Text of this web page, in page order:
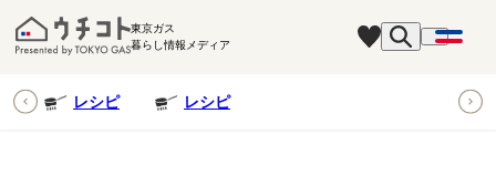
東京ガス
暮らし情報メディア
レシピ レシピ